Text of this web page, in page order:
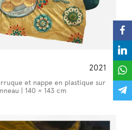
2021
et nappe en plastique sur
| 140 × 143 cm